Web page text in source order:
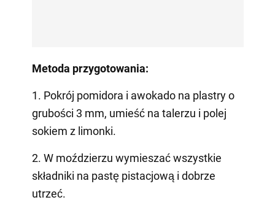
Metoda przygotowania:
1. Pokrój pomidora i awokado na plastry o
grubości 3 mm, umieść na talerzu i polej
sokiem z limonki.
2. W moździerzu wymieszać wszystkie
składniki na pastę pistacjową i dobrze
utrzeć.